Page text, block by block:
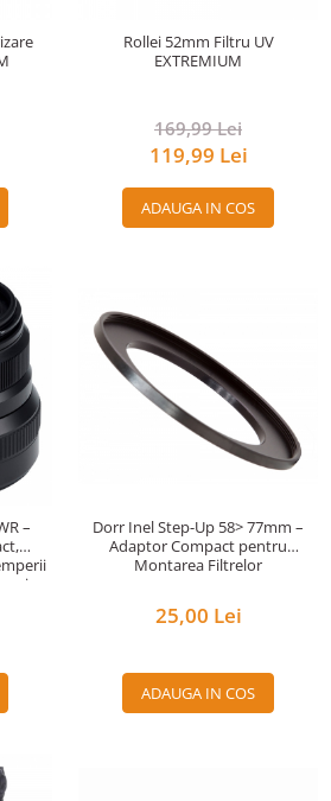
Rollei 52mm Filtru UV
EXTREMIUM
169,99 Lei
119,99 Lei
ADAUGA IN COS
–
zi
Dorr Inel Step-Up 58> 77mm –
Adaptor Compact pentru
Montarea Filtrelor
25,00 Lei
ADAUGA IN COS